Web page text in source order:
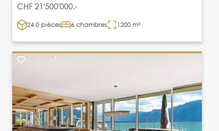
CHF 21'500'000.-
24.0 pièces 6 chambres 1200 m²